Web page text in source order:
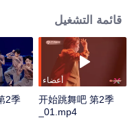
ends, and dreams come true.
قائمة التشغيل
أعضاء
开始跳舞吧 第2季
_01.mp4
2季